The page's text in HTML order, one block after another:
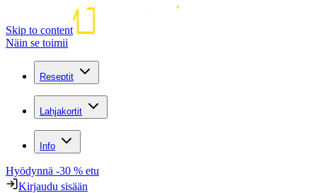
Skip to content
Näin se toimii
Reseptit
Lahjakortit
Info
Hyödynnä -30 % etu
Kirjaudu sisään